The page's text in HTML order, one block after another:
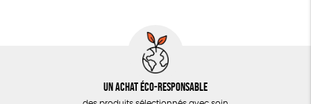
Un achat éco-responsable